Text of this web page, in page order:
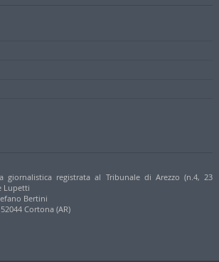
giornalistica registrata al Tribunale di Arezzo (n.4, 23
Lupetti
Bertini
Cortona (AR)